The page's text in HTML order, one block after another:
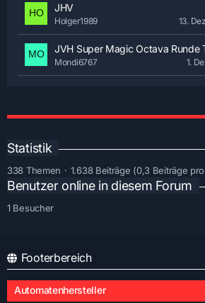
JHV
Holger1989
13.
JVH Super Magic Octava Runde
Mondi6767
1.
Statistik
338 Themen 1.638 Beiträge (0,3 Beiträge
Benutzer online in diesem Forum
1 Besucher
Footerbereich
Automatenhersteller